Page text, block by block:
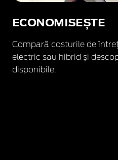
ECONOMISEȘTE
Compară costurile de
electric sau hibrid și
disponibile.